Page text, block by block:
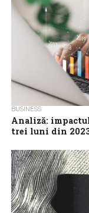
BUSINESS
Analiză:
trei luni din
NextUp Solutions,
software pentru
fiscale din primele